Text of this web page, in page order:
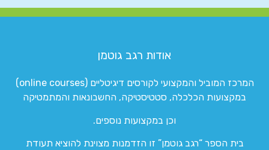
אודות רגב גוטמן
המרכז המוביל והמקצועי לקורסים דיגיטליים (online courses)
במקצועות הכלכלה, סטטיסטיקה, החשבונאות והמתמטיקה
וכן במקצועות נוספים.
בית הספר “רגב גוטמן” זו הזדמנות מצוינת להוציא תעודת